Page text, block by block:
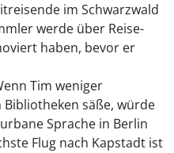
im Schwarzwald
werde über Reise-
haben, bevor er
Tim weniger
säße, würde
Sprache in Berlin
Flug nach Kapstadt ist